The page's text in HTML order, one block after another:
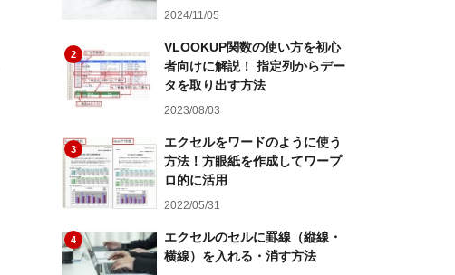
2024/11/05
2
VLOOKUP関数の使い方を初心
者向けに解説！ 指定列からデー
タを取り出す方法
2023/08/03
3
エクセルをワードのように使う
方法！方眼紙を作成してワープ
ロ的に活用
2022/05/31
4
エクセルのセルに罫線（縦線・
横線）を入れる・消す方法